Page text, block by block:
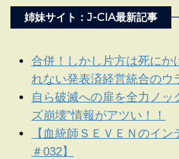
姉妹サイト：J-CIA最新記事
合併！しかし片方は死にか
れない発表済経営統合のウ
自ら破滅への扉を全力ノッ
ズ崩壊”情報がアツい！！
【血統師ＳＥＶＥＮのイ
＃032】